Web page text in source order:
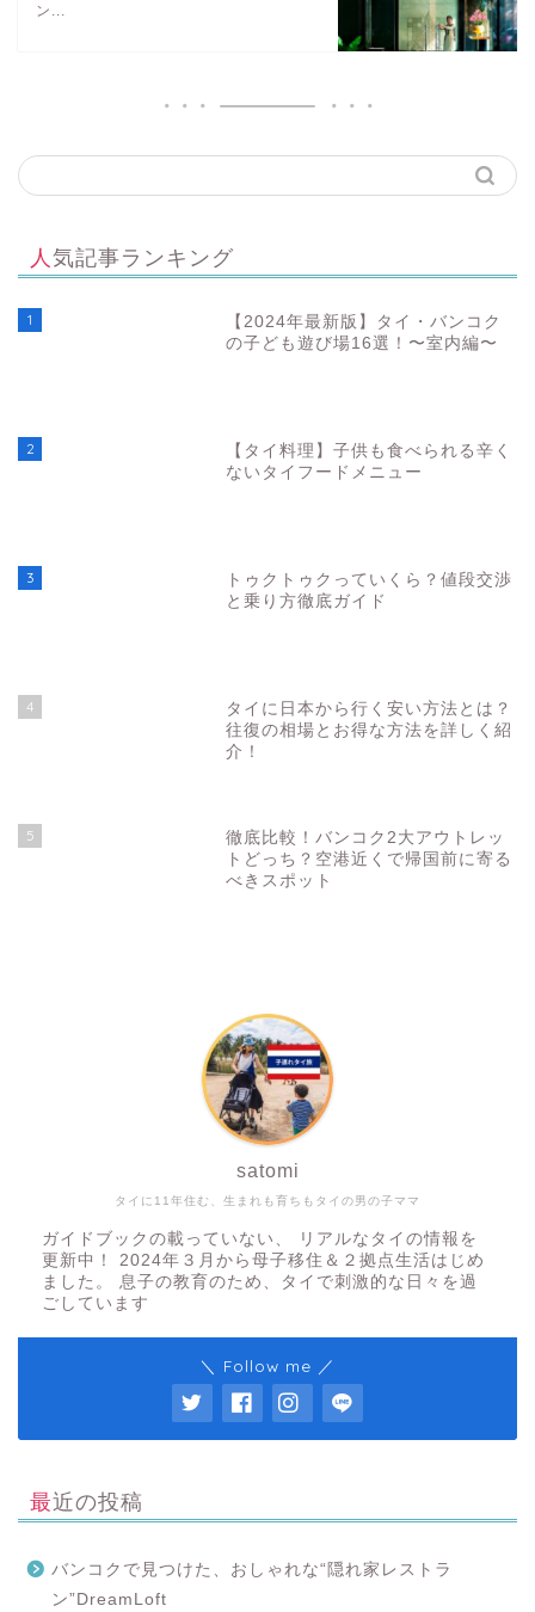
ン...
人気記事ランキング
1
【2024年最新版】タイ・バンコク
の子ども遊び場16選！〜室内編〜
2
【タイ料理】子供も食べられる辛く
ないタイフードメニュー
3
トゥクトゥクっていくら？値段交渉
と乗り方徹底ガイド
4
タイに日本から行く安い方法とは？
往復の相場とお得な方法を詳しく紹
介！
5
徹底比較！バンコク2大アウトレッ
トどっち？空港近くで帰国前に寄る
べきスポット
タイに11年住む、生まれも育ちもタイの男の子ママ
satomi
ガイドブックの載っていない、 リアルなタイの情報を
更新中！ 2024年３月から母子移住＆２拠点生活はじめ
ました。 息子の教育のため、タイで刺激的な日々を過
ごしています
＼ Follow me ／
最近の投稿
バンコクで見つけた、おしゃれな“隠れ家レストラ
ン”DreamLoft